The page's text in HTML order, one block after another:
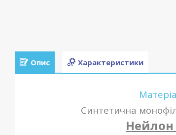
Опис Характеристики
Синтетична